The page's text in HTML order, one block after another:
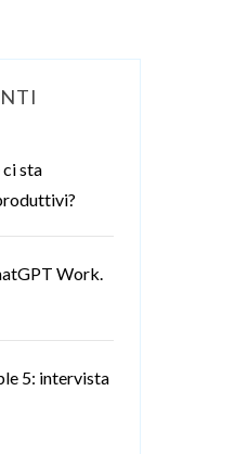
sta
Work.
5: intervista